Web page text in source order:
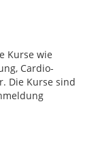
Kurse wie
Cardio-
Die Kurse sind